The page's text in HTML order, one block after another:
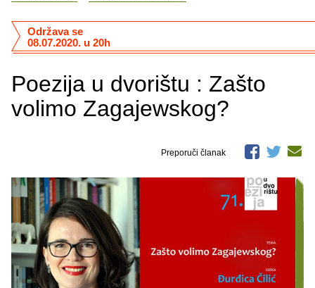
Poezija u dvorištu : Zašto
volimo Zagajewskog?
Održava se
08.07.2020. u 20h
Preporuči članak